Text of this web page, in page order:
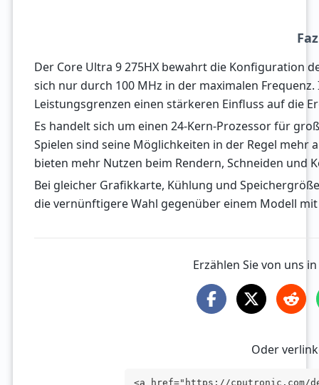
Der Core Ultra 9 275HX bewahrt die Konfiguration
sich nur durch 100 MHz in der maximalen
Leistungsgrenzen einen stärkeren Einfluss auf die
Es handelt sich um einen 24-Kern-Prozessor für
Spielen sind seine Möglichkeiten in der Regel mehr
bieten mehr Nutzen beim Rendern, Schneiden und
Bei gleicher Grafikkarte, Kühlung und
die vernünftigere Wahl gegenüber einem Modell mit
Erzählen Sie von uns
Oder
<a href="https://cputronic.com/